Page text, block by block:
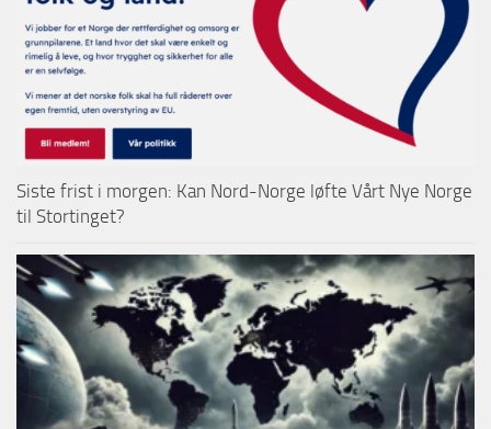
Siste frist i morgen: Kan Nord-Norge løfte Vårt Nye Norge
til Stortinget?